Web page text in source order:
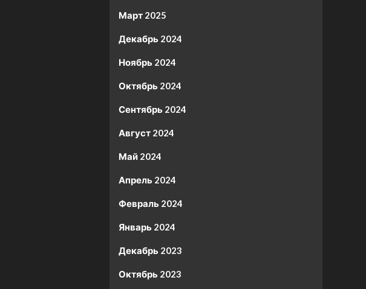
Март 2025
Декабрь 2024
Ноябрь 2024
Октябрь 2024
Сентябрь 2024
Август 2024
Май 2024
Апрель 2024
Февраль 2024
Январь 2024
Декабрь 2023
Октябрь 2023